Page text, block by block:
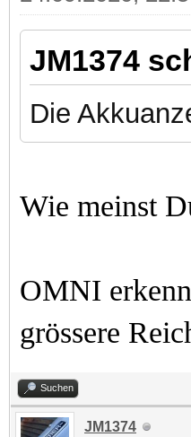
JM1374
Die
Wie meinst
OMNI
grössere
Suchen
JM1374